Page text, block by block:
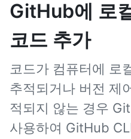
GitHub에 로
코드 추가
코드가 컴퓨터에 로
추적되거나 버전 제
적되지 않는 경우
사용하여 GitHub